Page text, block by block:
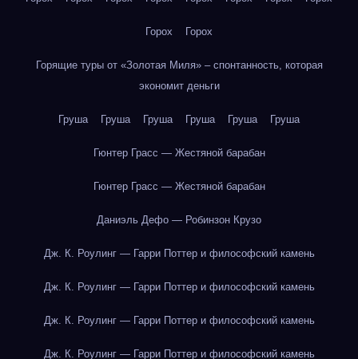
Горох Горох
Горящие туры от «Золотая Миля» – спонтанность, которая
экономит деньги
Груша Груша Груша Груша Груша Груша
Гюнтер Грасс — Жестяной барабан
Гюнтер Грасс — Жестяной барабан
Даниэль Дефо — Робинзон Крузо
Дж. К. Роулинг — Гарри Поттер и философский камень
Дж. К. Роулинг — Гарри Поттер и философский камень
Дж. К. Роулинг — Гарри Поттер и философский камень
Дж. К. Роулинг — Гарри Поттер и философский камень